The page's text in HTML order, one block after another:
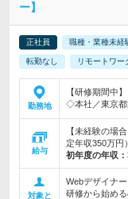
ー】
正社員 職種・業種未経
転勤なし リモートワー
勤務地
【研修期間中
◇本社／東京都
給与
【未経験の場
定年収350万
初年度の年収：
対象と
Webデザイナ
研修から始め